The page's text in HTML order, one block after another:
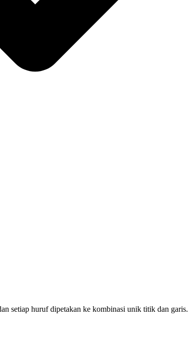
setiap huruf dipetakan ke kombinasi unik titik dan garis.